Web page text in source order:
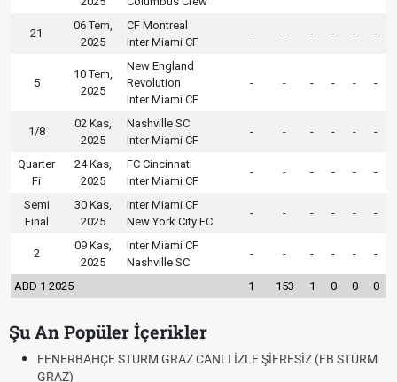
21
06 Tem,
2025
CF Montreal
Inter Miami CF
- - - - - -
5
10 Tem,
2025
New England
Revolution
Inter Miami CF
- - - - - -
1/8
02 Kas,
2025
Nashville SC
Inter Miami CF
- - - - - -
Quarter
Fi
24 Kas,
2025
FC Cincinnati
Inter Miami CF
- - - - - -
Semi
Final
30 Kas,
2025
Inter Miami CF
New York City FC
- - - - - -
2
09 Kas,
2025
Inter Miami CF
Nashville SC
- - - - - -
ABD 1 2025 1 153 1 0 0 0
Şu An Popüler İçerikler
FENERBAHÇE STURM GRAZ CANLI İZLE ŞİFRESİZ (FB STURM
GRAZ)